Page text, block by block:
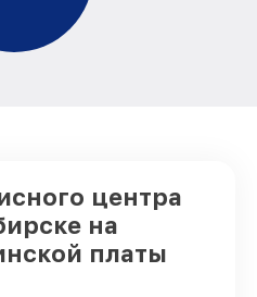
центра
на
платы